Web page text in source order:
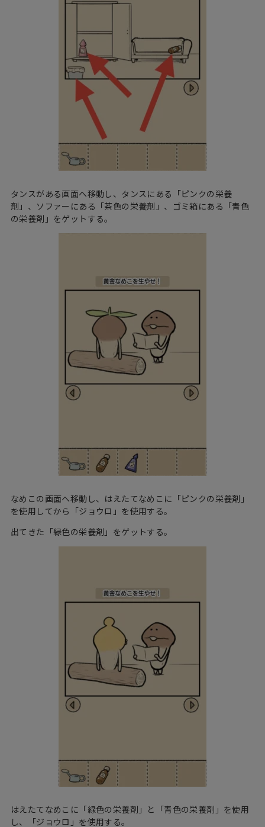
タンスがある画面へ移動し、タンスにある「ピンクの栄養
剤」、ソファーにある「茶色の栄養剤」、ゴミ箱にある「青色
の栄養剤」をゲットする。
なめこの画面へ移動し、はえたてなめこに「ピンクの栄養剤」
を使用してから「ジョウロ」を使用する。
出てきた「緑色の栄養剤」をゲットする。
はえたてなめこに「緑色の栄養剤」と「青色の栄養剤」を使用
し、「ジョウロ」を使用する。